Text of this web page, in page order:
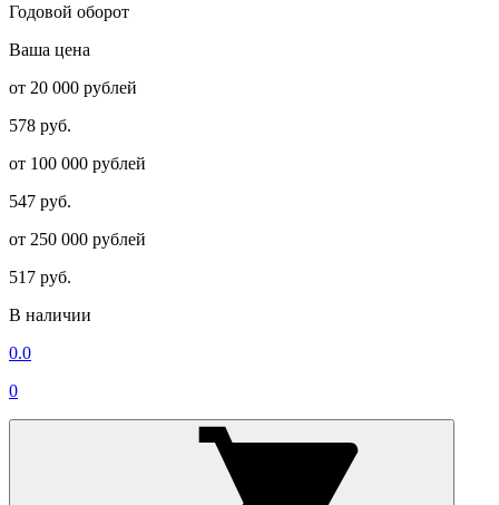
Годовой оборот
Ваша цена
от 20 000 рублей
578 руб.
от 100 000 рублей
547 руб.
от 250 000 рублей
517 руб.
В наличии
0.0
0